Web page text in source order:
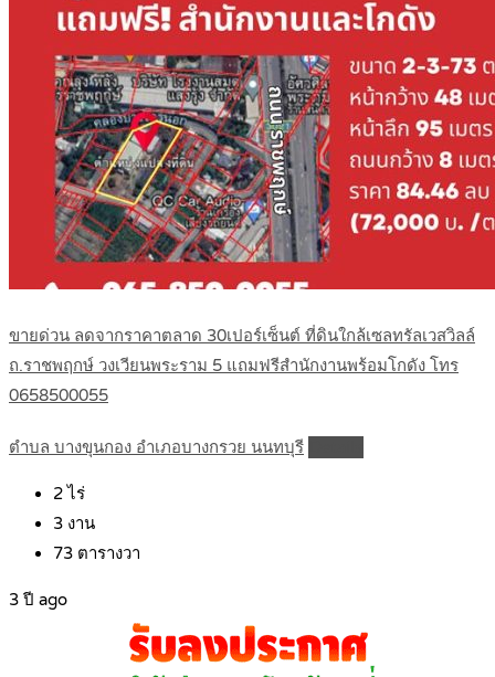
ขายด่วน ลดจากราคาตลาด 30เปอร์เซ็นต์ ที่ดินใกล้เซลทรัลเวสวิลล์
ถ.ราชพฤกษ์ วงเวียนพระราม 5 แถมฟรีสำนักงานพร้อมโกดัง โทร
0658500055
ตำบล บางขุนกอง อำเภอบางกรวย นนทบุรี
2ไร่
3 งาน
73 ตารางวา
3 ปี ago